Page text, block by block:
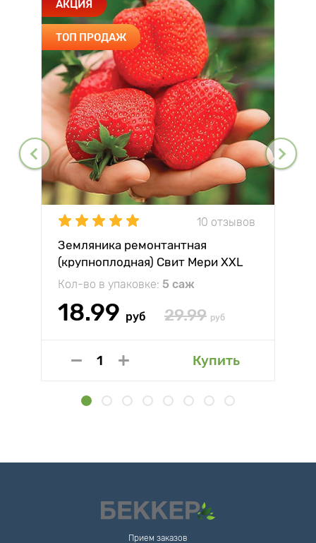
АКЦИЯ
ТОП ПРОДАЖ
10 отзывов
Земляника ремонтантная
(крупноплодная) Свит Мери XXL
Кол-во в упаковке: 5 саж
18.99 руб 29.99 руб
Купить
Прием заказов